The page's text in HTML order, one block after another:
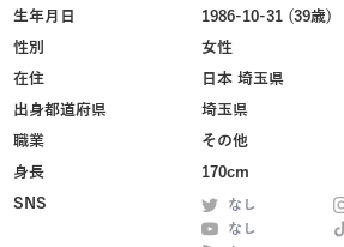
生年月日
1986-10-31 (39歳)
性別
女性
在住
日本 埼玉県
出身都道府県
埼玉県
職業
その他
身長
170cm
SNS
なし
なし